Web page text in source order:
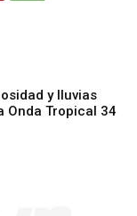
y lluvias
Onda Tropical 34